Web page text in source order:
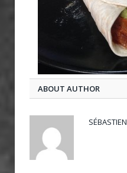
ABOUT AUTHOR
SÉBASTIEN